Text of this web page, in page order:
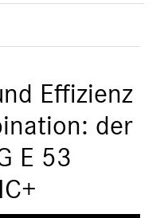
Effizienz
der
E 53